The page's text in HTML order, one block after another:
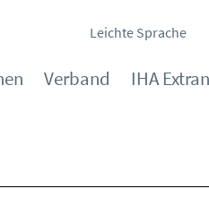
Leichte Sprache
Verband IHA